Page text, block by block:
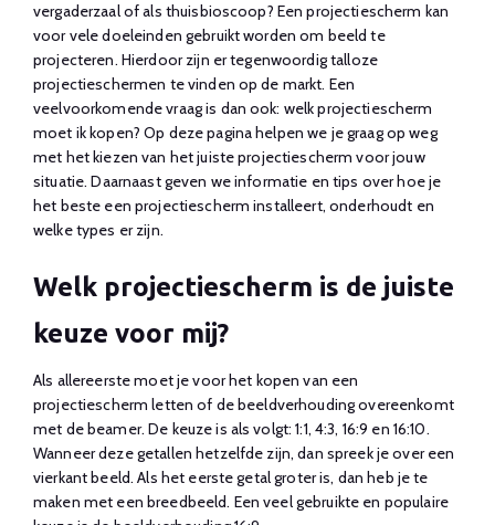
vergaderzaal of als thuisbioscoop? Een projectiescherm kan
voor vele doeleinden gebruikt worden om beeld te
projecteren. Hierdoor zijn er tegenwoordig talloze
projectieschermen te vinden op de markt. Een
veelvoorkomende vraag is dan ook: welk projectiescherm
moet ik kopen? Op deze pagina helpen we je graag op weg
met het kiezen van het juiste projectiescherm voor jouw
situatie. Daarnaast geven we informatie en tips over hoe je
het beste een projectiescherm installeert, onderhoudt en
welke types er zijn.
Welk projectiescherm is de juiste
keuze voor mij?
Als allereerste moet je voor het kopen van een
projectiescherm letten of de beeldverhouding overeenkomt
met de beamer. De keuze is als volgt: 1:1, 4:3, 16:9 en 16:10.
Wanneer deze getallen hetzelfde zijn, dan spreek je over een
vierkant beeld. Als het eerste getal groter is, dan heb je te
maken met een breedbeeld. Een veel gebruikte en populaire